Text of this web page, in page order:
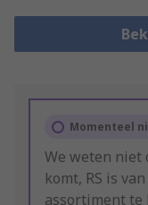
Momenteel
We weten niet
komt, RS is
assortiment te